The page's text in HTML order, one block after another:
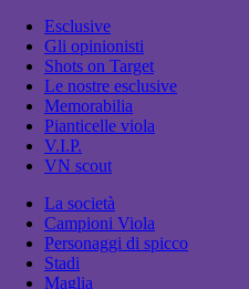
Esclusive
Gli opinionisti
Shots on Target
Le nostre esclusive
Memorabilia
Pianticelle viola
V.I.P.
VN scout
La società
Campioni Viola
Personaggi di spicco
Stadi
Maglia